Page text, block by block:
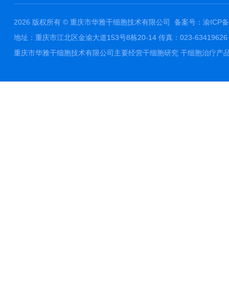
2026 版权所有 © 重庆市华雅干细胞技术有限公司 备案号：渝ICP
地址：重庆市江北区金渝大道153号8栋20-14 传真：023-
重庆市华雅干细胞技术有限公司主要经营干细胞研究 干细胞治疗产